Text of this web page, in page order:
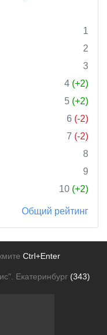
1
2
3
4 (+2)
5 (+2)
6 (-2)
7 (-2)
8
9
10 (+2)
Общий рейтинг
Ctrl+Enter
Екатеринбург (343)